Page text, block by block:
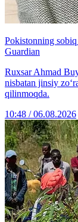
Pokistonning
Guardian
Ruxsar Ahmad
nisbatan jinsiy
qilinmoqda.
10:48 / 06.08.2026